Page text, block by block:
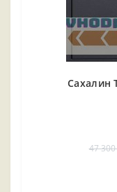
Сахалин
47 300